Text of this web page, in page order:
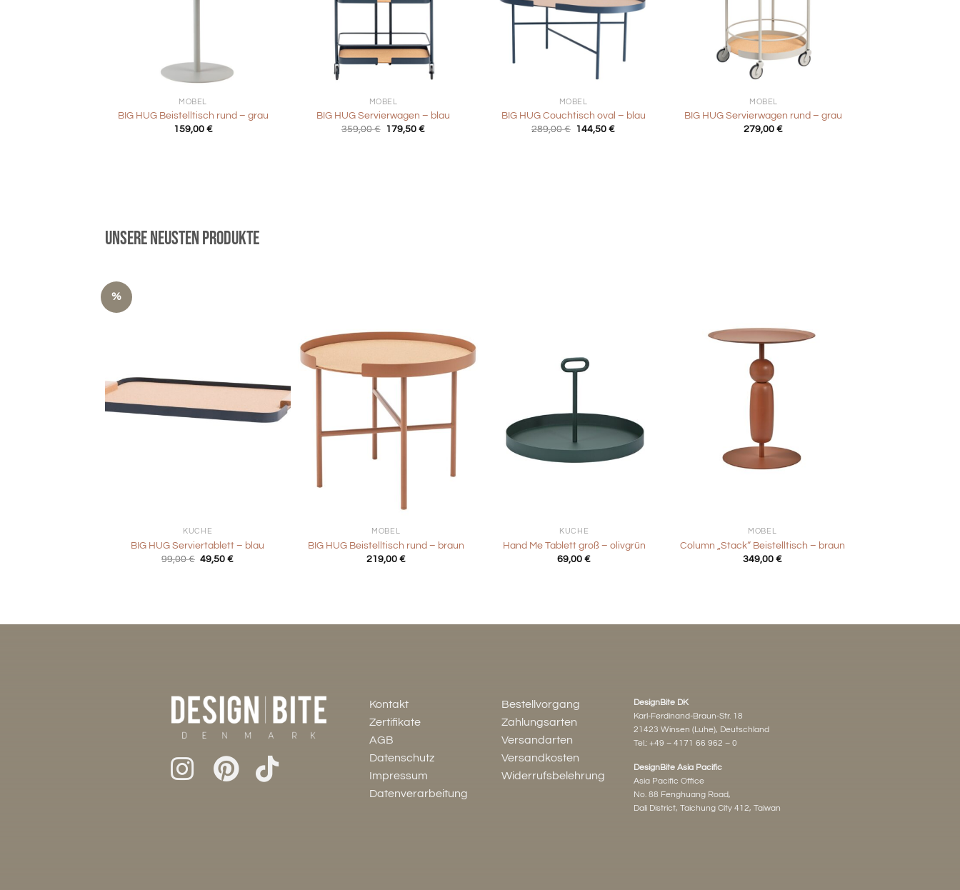
MÖBEL
BIG HUG Beistelltisch rund – grau
159,00 €
MÖBEL
BIG HUG Servierwagen – blau
359,00€ Ursprünglicher
179,50€Aktueller
MÖBEL
BIG HUG Couchtisch oval – blau
289,00€ Ursprünglicher
144,50€Aktueller
MÖBEL
BIG HUG Servierwagen rund – grau
279,00€
Unsere neusten Produkte
%
KÜCHE
BIG HUG Serviertablett – blau
99,00€ Ursprünglicher
49,50€Aktueller
MÖBEL
BIG HUG Beistelltisch rund – braun
219,00 €
KÜCHE
Hand Me Tablett groß – olivgrün
69,00€
MÖBEL
Column „Stack“ Beistelltisch – braun
349,00 €
Kontakt
Zertifikate
AGB
Datenschutz
Impressum
Datenverarbeitung
Bestellvorgang
Zahlungsarten
Versandarten
Versandkosten
Widerrufsbelehrung
DesignBite DK
Karl-Ferdinand-Braun-Str. 18
21423 Winsen (Luhe), Deutschland
Tel.: +49 – 4171 66 962 – 0
DesignBite Asia Pacific
Asia Pacific Office
No. 88 Fenghuang Road,
Dali District, Taichung City 412, Taiwan